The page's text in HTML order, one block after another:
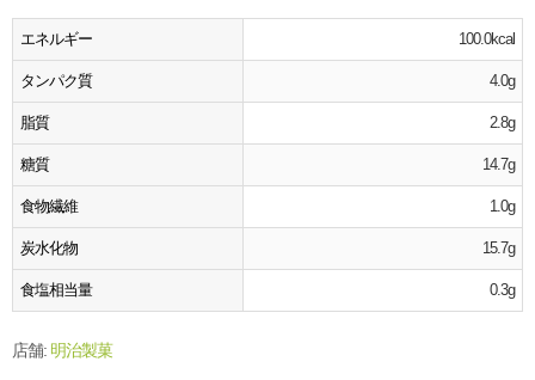
エネルギー 100.0kcal
タンパク質 4.0g
脂質 2.8g
糖質 14.7g
食物繊維 1.0g
炭水化物 15.7g
食塩相当量 0.3g
店舗: 明治製菓